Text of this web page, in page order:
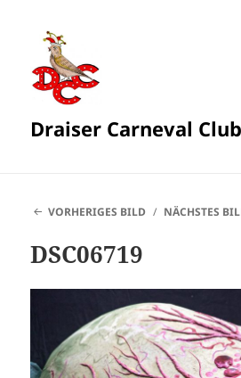
Draiser Carneval Club
VORHERIGES BILD NÄCHSTES
DSC06719